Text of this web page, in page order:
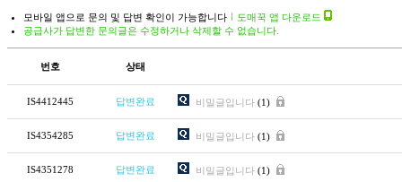
모바일 앱으로 문의 및 답변 확인이 가능합니다
도매꾹 앱 다운로드
공급사가 답변한 문의글은 수정하거나 삭제할 수 없습니다.
번호 상태
IS4412445 답변완료 비밀글입니다 (1)
IS4354285 답변완료 비밀글입니다 (1)
IS4351278 답변완료 비밀글입니다 (1)